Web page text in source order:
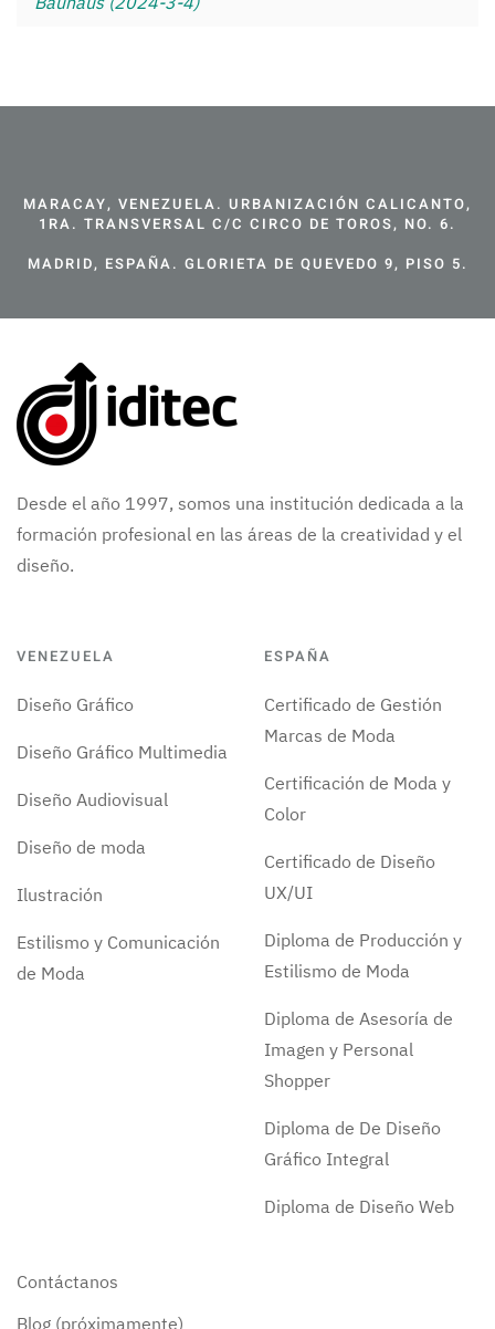
MARACAY, VENEZUELA. URBANIZACIÓN CALICANTO,
1RA. TRANSVERSAL C/C CIRCO DE TOROS, NO. 6.
MADRID, ESPAÑA. GLORIETA DE QUEVEDO 9, PISO 5.
Desde el año 1997, somos una institución dedicada a la
formación profesional en las áreas de la creatividad y el
diseño.
VENEZUELA
Diseño Gráfico
Diseño Gráfico Multimedia
Diseño Audiovisual
Diseño de moda
Ilustración
Estilismo y Comunicación
de Moda
ESPAÑA
Certificado de Gestión
Marcas de Moda
Certificación de Moda y
Color
Certificado de Diseño
UX/UI
Diploma de Producción y
Estilismo de Moda
Diploma de Asesoría de
Imagen y Personal
Shopper
Diploma de De Diseño
Gráfico Integral
Diploma de Diseño Web
Contáctanos
Blog (próximamente)